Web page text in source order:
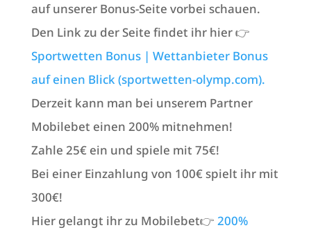
auf unserer Bonus-Seite vorbei schauen.
Den Link zu der Seite findet ihr hier 👉
Sportwetten Bonus | Wettanbieter Bonus
auf einen Blick (sportwetten-olymp.com).
Derzeit kann man bei unserem Partner
Mobilebet einen 200% mitnehmen!
Zahle 25€ ein und spiele mit 75€!
Bei einer Einzahlung von 100€ spielt ihr mit
300€!
Hier gelangt ihr zu Mobilebet👉 200%